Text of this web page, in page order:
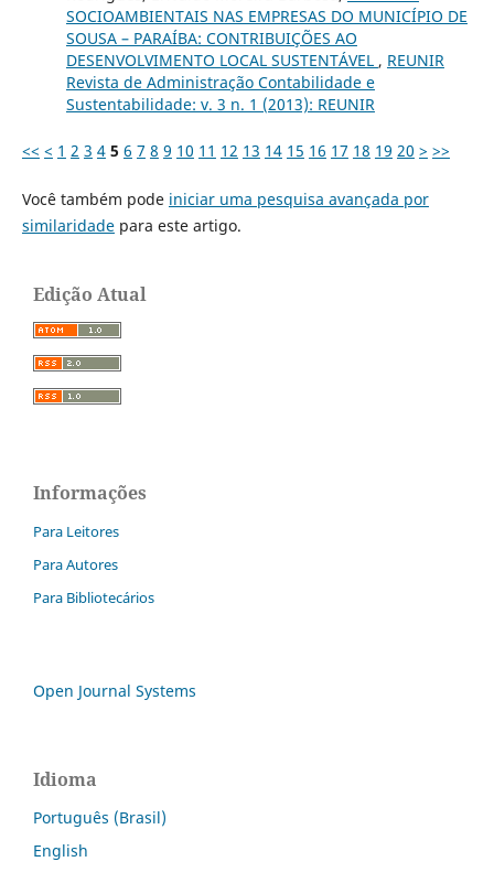
SOCIOAMBIENTAIS NAS EMPRESAS DO MUNICÍPIO DE
SOUSA – PARAÍBA: CONTRIBUIÇÕES AO
DESENVOLVIMENTO LOCAL SUSTENTÁVEL , REUNIR
Revista de Administração Contabilidade e
Sustentabilidade: v. 3 n. 1 (2013): REUNIR
<< < 1 2 3 4 5 6 7 8 9 10 11 12 13 14 15 16 17 18 19 20 > >>
Você também pode iniciar uma pesquisa avançada por
similaridadepara este artigo.
Edição Atual
Informações
Para Leitores
Para Autores
Para Bibliotecários
Open Journal Systems
Idioma
Português (Brasil)
English